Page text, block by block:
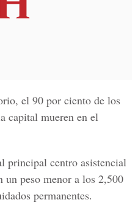
el 90 por ciento de los
capital mueren en el
principal centro asistencial
un peso menor a los 2,500
permanentes.